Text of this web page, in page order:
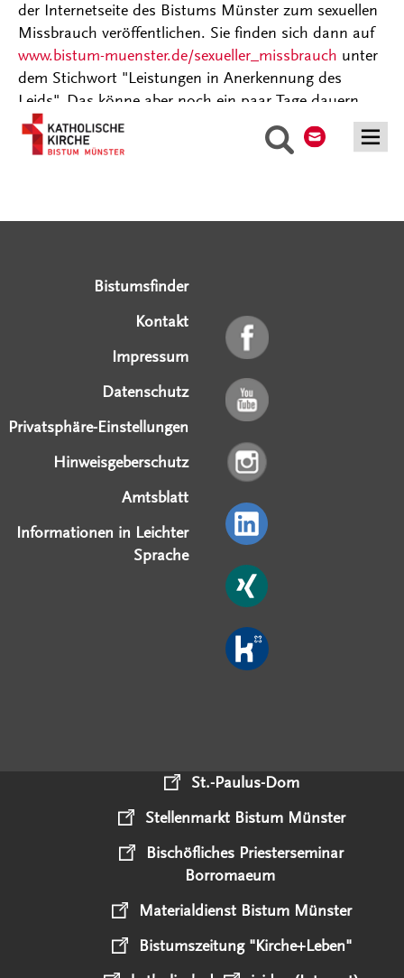
Suche
der Internetseite des Bistums Münster zum sexuellen
Missbrauch veröffentlichen. Sie finden sich dann auf
www.bistum-muenster.de/sexueller_missbrauch unter
dem Stichwort "Leistungen in Anerkennung des
Leids". Das könne aber noch ein paar Tage dauern.
Bistumsfinder
Kontakt
Impressum
Datenschutz
Privatsphäre-Einstellungen
Hinweisgeberschutz
Amtsblatt
Informationen in Leichter
Sprache
St.-Paulus-Dom
Stellenmarkt Bistum Münster
Bischöfliches Priesterseminar
Borromaeum
Materialdienst Bistum Münster
Bistumszeitung "Kirche+Leben"